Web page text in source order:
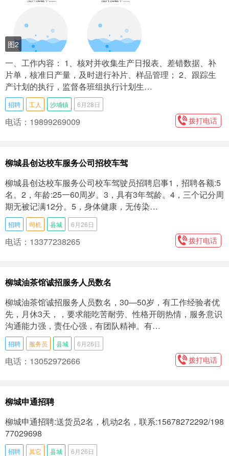
图2
一、工作内容： 1、核对并收集生产日报表、差错数据、补
片单，核准日产量，及时进行补片、样品管理； 2、跟踪生
产计划的执行，监督各班组执行计划生…
招聘 工人 沙埔镇 6月28日
电话：19899269009 拨打电话
柳城县创达校车服务公司招校车驾
柳城县创达校车服务公司校车驾驶员招聘启事1，招聘各额:5
名。2，年龄:25一60周岁。3，具有3年驾龄。4，三个记分周
期无被记满12分。5，身体健康，无传染…
招聘 司机 县城 6月26日
电话：13377238265 拨打电话
柳城油茶馆诚招服务人员数名
柳城油茶馆诚招服务人员数名，30—50岁，有工作经验者优
先，月休3天，，要求能吃苦耐劳、性格开朗热情，服务意识
沟通能力强，责任心强，有团队精神。有…
招聘 服务员 县城 6月26日
电话：13052972666 拨打电话
柳城申通招聘
柳城申通招聘:送货员2名，机动2名，联系:15678272292/198
77029698
招聘 其它 县城 6月26日